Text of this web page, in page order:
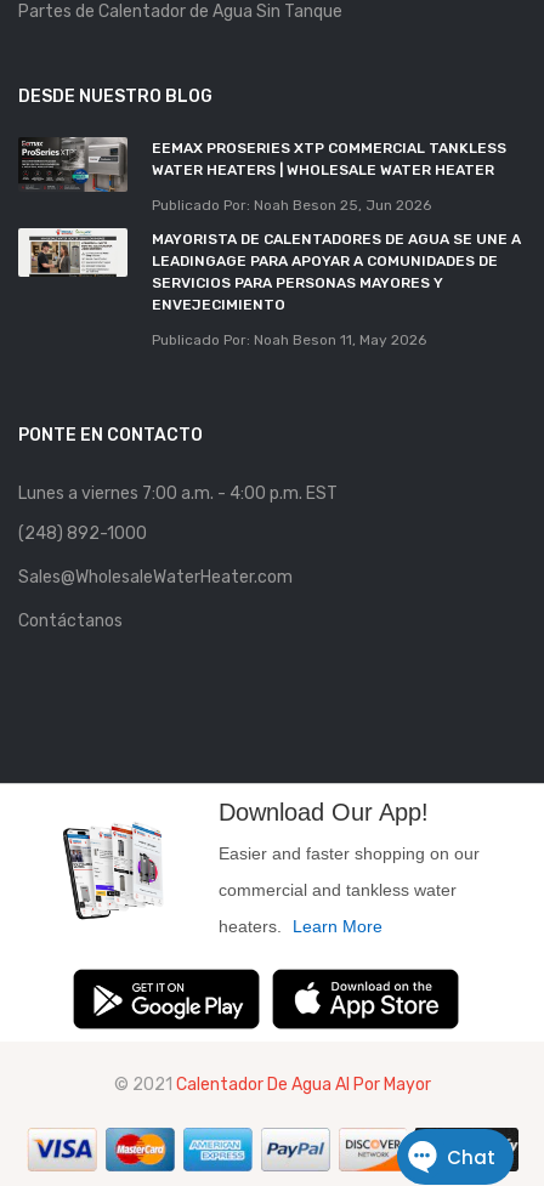
Partes de Calentador de Agua Sin Tanque
DESDE NUESTRO BLOG
EEMAX PROSERIES XTP COMMERCIAL TANKLESS
WATER HEATERS | WHOLESALE WATER HEATER
Publicado Por: Noah Beson 25, Jun 2026
MAYORISTA DE CALENTADORES DE AGUA SE UNE A
LEADINGAGE PARA APOYAR A COMUNIDADES DE
SERVICIOS PARA PERSONAS MAYORES Y
ENVEJECIMIENTO
Publicado Por: Noah Beson 11, May 2026
PONTE EN CONTACTO
Lunes a viernes 7:00 a.m. - 4:00 p.m. EST
(248) 892-1000
Sales@WholesaleWaterHeater.com
Contáctanos
Download Our App!
Easier and faster shopping on our
commercial and tankless water
heaters.
Learn More
© 2021 Calentador De Agua Al Por Mayor